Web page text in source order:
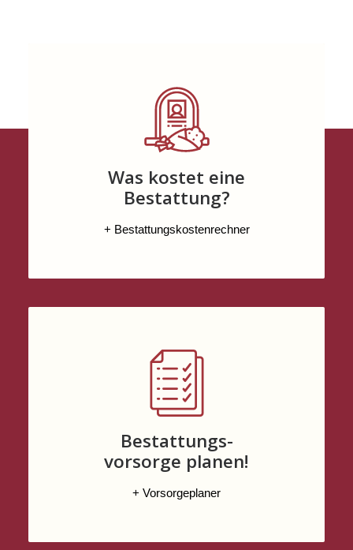
Was kostet eine
Bestattung?
+ Bestattungskostenrechner
Bestattungs-
vorsorge planen!
+ Vorsorgeplaner